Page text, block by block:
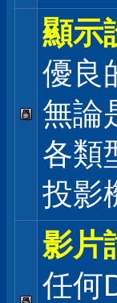
顯示
優良
無論
各類
投影
影片
任何